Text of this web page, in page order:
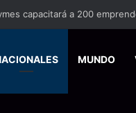
capacitará a 200
MUNDO